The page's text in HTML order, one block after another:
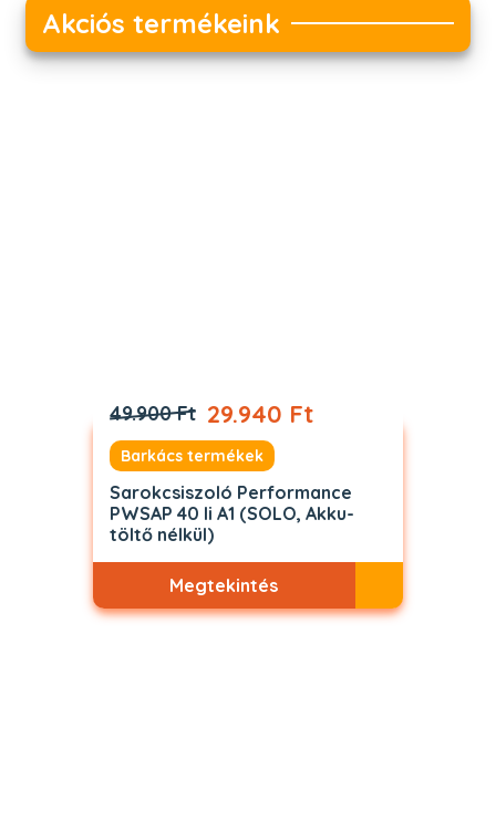
Akciós termékeink
49.900 Ft 29.940 Ft
Barkács termékek
Sarokcsiszoló Performance
PWSAP 40 li A1 (SOLO, Akku-
töltő nélkül)
Megtekintés